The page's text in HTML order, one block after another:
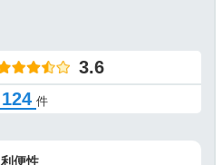
3.6
124 件
利便性